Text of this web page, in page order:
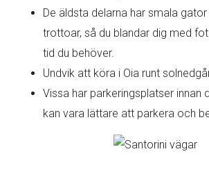
De äldsta delarna har smala
trottoar, så du blandar dig med
tid du behöver.
Undvik att köra i Oia runt
Vissa har parkeringsplatser innan
kan vara lättare att parkera och